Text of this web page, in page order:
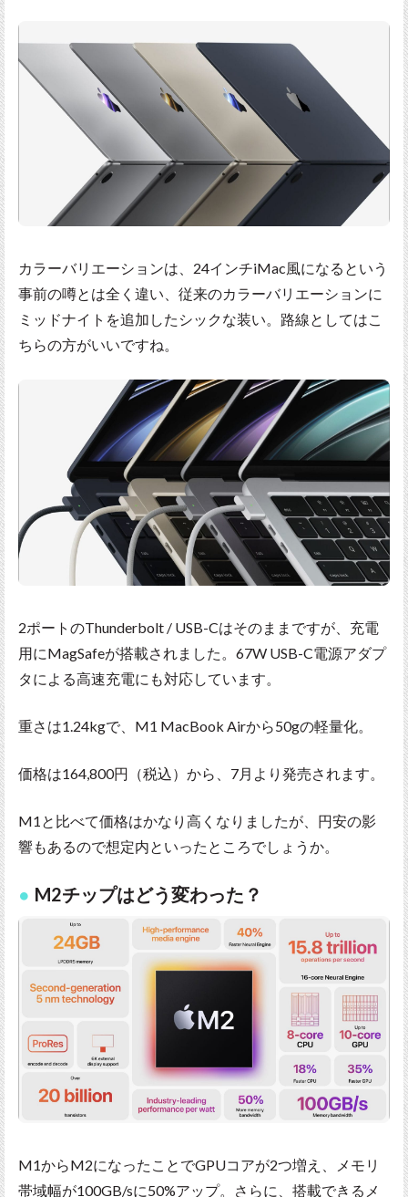
カラーバリエーションは、24インチiMac風になるという
事前の噂とは全く違い、従来のカラーバリエーションに
ミッドナイトを追加したシックな装い。路線としてはこ
ちらの方がいいですね。
2ポートのThunderbolt / USB-Cはそのままですが、充電
用にMagSafeが搭載されました。67W USB-C電源アダプ
タによる高速充電にも対応しています。
重さは1.24kgで、M1 MacBook Airから50gの軽量化。
価格は164,800円（税込）から、7月より発売されます。
M1と比べて価格はかなり高くなりましたが、円安の影
響もあるので想定内といったところでしょうか。
M2チップはどう変わった？
M1からM2になったことでGPUコアが2つ増え、メモリ
帯域幅が100GB/sに50%アップ。さらに、搭載できるメ